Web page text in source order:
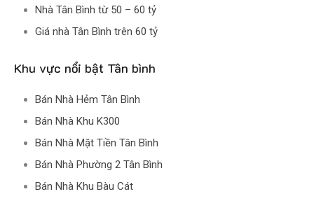
Nhà Tân Bình từ 50 – 60 tỷ
Giá nhà Tân Bình trên 60 tỷ
Khu vực nổi bật Tân bình
Bán Nhà Hẻm Tân Bình
Bán Nhà Khu K300
Bán Nhà Mặt Tiền Tân Bình
Bán Nhà Phường 2 Tân Bình
Bán Nhà Khu Bàu Cát